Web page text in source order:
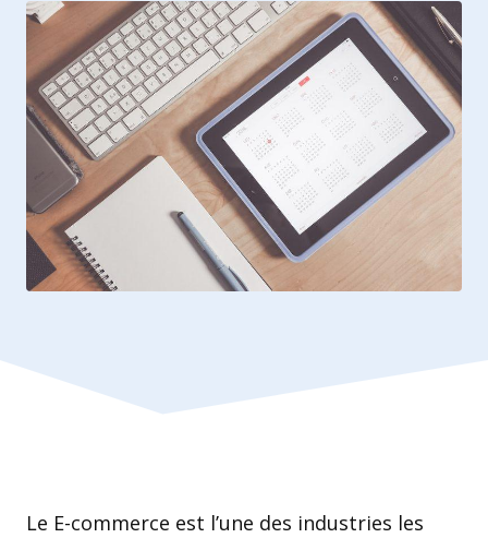
Le E-commerce est l’une des industries les